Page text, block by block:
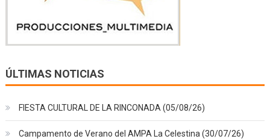
ÚLTIMAS NOTICIAS
FIESTA CULTURAL DE LA RINCONADA (05/08/26)
Campamento de Verano del AMPA La Celestina (30/07/26)